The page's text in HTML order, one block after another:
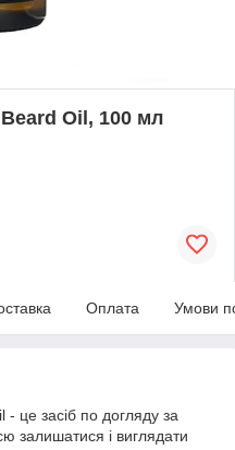
Oil, 100 мл
Оплата Умови
це засіб по догляду за
залишатися і виглядати